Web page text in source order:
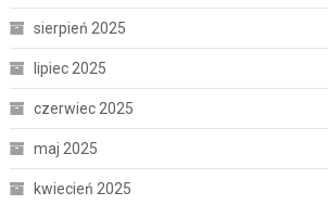
sierpień 2025
lipiec 2025
czerwiec 2025
maj 2025
kwiecień 2025